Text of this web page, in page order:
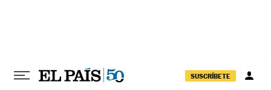
SUSCRÍBETE